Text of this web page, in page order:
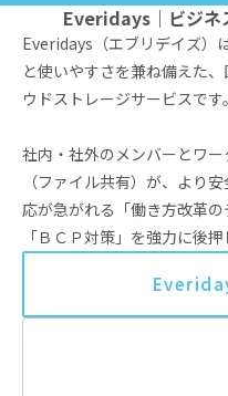
Everidays｜ビジネ
Everidays（エブリデイズ）
と使いやすさを兼ね備えた
ウドストレージサービスです。
社内・社外のメンバーとワ
（ファイル共有）が、より
応が急がれる「働き方改革の
「ＢＣＰ対策」を強力に後押